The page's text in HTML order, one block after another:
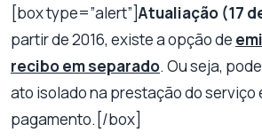
[box type=”alert”]Atualiação (17
partir de 2016, existe a opção de
recibo em separado. Ou seja,
ato isolado na prestação do serviço
pagamento.[/box]